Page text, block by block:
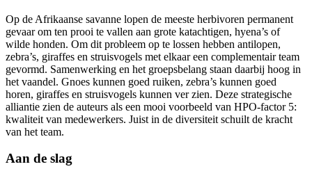
Op de Afrikaanse savanne lopen de meeste herbivoren permanent
gevaar om ten prooi te vallen aan grote katachtigen, hyena’s of
wilde honden. Om dit probleem op te lossen hebben antilopen,
zebra’s, giraffes en struisvogels met elkaar een complementair team
gevormd. Samenwerking en het groepsbelang staan daarbij hoog in
het vaandel. Gnoes kunnen goed ruiken, zebra’s kunnen goed
horen, giraffes en struisvogels kunnen ver zien. Deze strategische
alliantie zien de auteurs als een mooi voorbeeld van HPO-factor 5:
kwaliteit van medewerkers. Juist in de diversiteit schuilt de kracht
van het team.
Aan de slag